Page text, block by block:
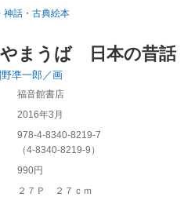
神話・古典絵本
まうば 日本の昔話
凖一郎／画
福音館書店
2016年3月
978-4-8340-8219-7
（4-8340-8219-9 ）
990円
２７Ｐ ２７ｃｍ